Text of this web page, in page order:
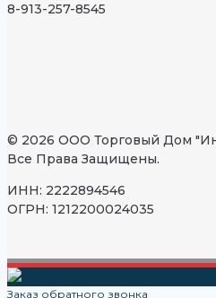
8-913-257-8545
© 2026 ООО Торговый Дом
Все Права Защищены.
ИНН: 2222894546
ОГРН: 1212200024035
Заказ обратного звонка